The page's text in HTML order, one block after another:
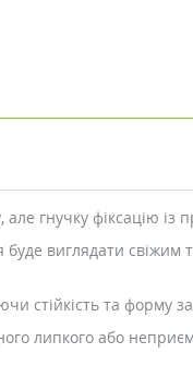
гнучку фіксацію із
виглядати
стійкість та форму
липкого або